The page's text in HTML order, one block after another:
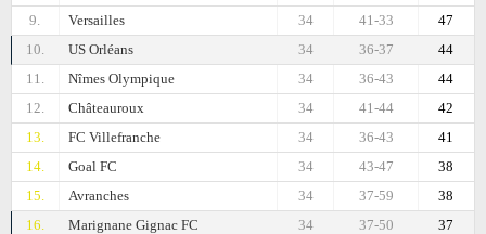
9.
Versailles 47
41-33
34
10.
US Orléans 44
36-37
34
11.
Nîmes Olympique 44
36-43
34
12.
Châteauroux 42
41-44
34
13.
FC Villefranche 41
36-43
34
14.
Goal FC 38
43-47
34
15.
Avranches 38
37-59
34
16.
Marignane Gignac FC 37
37-50
34